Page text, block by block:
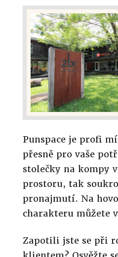
Punspace je profi
přesně pro vaše
stolečky na kompy
prostoru, tak
pronajmutí. Na
charakteru můžete
Zapotili jste se při